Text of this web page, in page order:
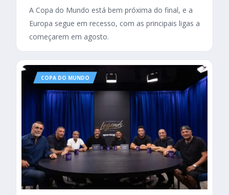
A Copa do Mundo está bem próxima do final, e a
Europa segue em recesso, com as principais ligas a
começarem em agosto.
COPA DO MUNDO